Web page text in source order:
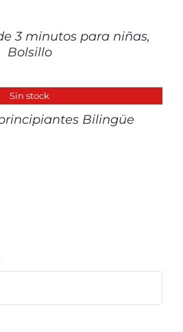
3 minutos para niñas,
Bolsillo
Sin stock
Bilingüe